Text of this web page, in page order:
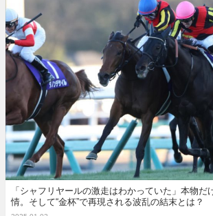
「シャフリヤールの激走はわかっていた」本物だ
情。そして“金杯”で再現される波乱の結末とは？